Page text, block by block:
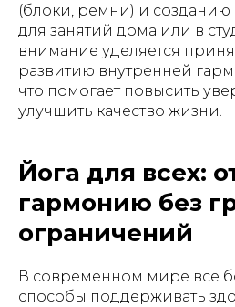
(блоки, ремни) и
для занятий дома или в
внимание уделяется
развитию внутренней
что помогает повысить
улучшить качество жизни.
Йога для всех:
гармонию без
ограничений
В современном мире все
способы поддерживать